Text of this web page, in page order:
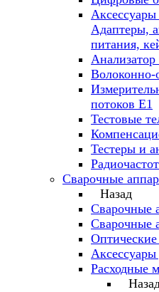
Адаптеры,
питания,
Волоконно-
потоков Е1
Тестовые
Тестеры и
Сварочные
Назад
Сварочные
Сварочные
Оптические
Аксессуары
Расходные